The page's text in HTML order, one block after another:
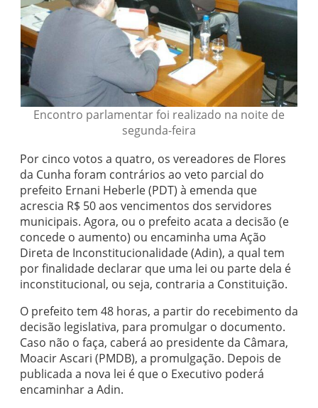
Encontro parlamentar foi realizado na noite de
segunda-feira
Por cinco votos a quatro, os vereadores de Flores
da Cunha foram contrários ao veto parcial do
prefeito Ernani Heberle (PDT) à emenda que
acrescia R$ 50 aos vencimentos dos servidores
municipais. Agora, ou o prefeito acata a decisão (e
concede o aumento) ou encaminha uma Ação
Direta de Inconstitucionalidade (Adin), a qual tem
por finalidade declarar que uma lei ou parte dela é
inconstitucional, ou seja, contraria a Constituição.
O prefeito tem 48 horas, a partir do recebimento da
decisão legislativa, para promulgar o documento.
Caso não o faça, caberá ao presidente da Câmara,
Moacir Ascari (PMDB), a promulgação. Depois de
publicada a nova lei é que o Executivo poderá
encaminhar a Adin.